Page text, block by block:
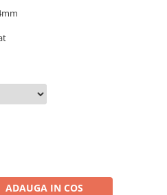
ADAUGA IN COS